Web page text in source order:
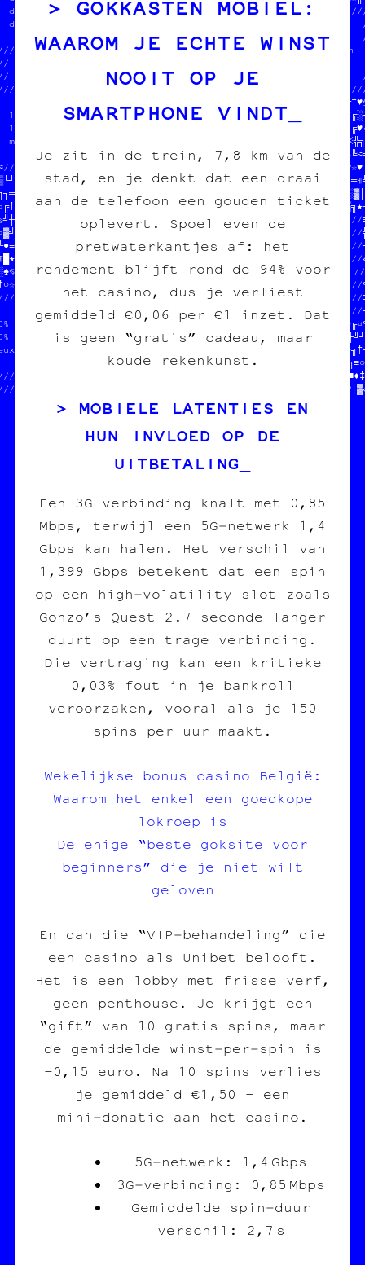
des cartes postales  //  //
des posters          ///////////////////////////////////
//       //‡┌▒┐♥//  PAPIER /// CARBONE
//┘─★┐※//  fanzine /// édition
tout pour l'image imprimée  //•█※‡·//  charleroi /// diy
//♣╝«•♥//
//////////////////////////////////
100% transwallon        //              //              //
100% légal              //  DONNE-NOUS  //OJET          //
que sur le darkweb//  TON POGNON  //age imprimée  //
//  STP MERCI   //              //
JEAN-CHAT   //////////////////
//        ┼ ▒╬  //
PAPIER /// CAR//////////─///////
fanzine /// édition  //
charleroi /// diy    ///////////////////////////////
//                           //
JEAN-CHAT ET MOOMIN      //
ONT MANGÉ TOUS LES SOUS  //
EN CROQUETTES
//
╗┼■‡¤//                       //    //
//┘≡♥█♥//  PAPIER /// CARBONE   ////////
transwallon          //═☆☆‡□//  fanzine /// édition  //
légal                //▓█※§╬//  charleroi /// diy    //
que sur le darkweb  //•§»│▒//                      ╗//
//♦♣»•░///////////////////////※≡//
═╗※♥†♠//////////////////
WAAROM JE ECHTE WINST
NOOIT OP JE
SMARTPHONE VINDT
Je zit in de trein, 7,8 km van de
stad, en je denkt dat een draai
aan de telefoon een gouden ticket
oplevert. Spoel even de
pretwaterkantjes af: het
rendement blijft rond de 94% voor
het casino, dus je verliest
gemiddeld €0,06 per €1 inzet. Dat
is geen “gratis” cadeau, maar
koude rekenkunst.
MOBIELE LATENTIES EN
HUN INVLOED OP DE
UITBETALING
Een 3G-verbinding knalt met 0,85
Mbps, terwijl een 5G‑netwerk 1,4
Gbps kan halen. Het verschil van
1,399 Gbps betekent dat een spin
op een high‑volatility slot zoals
Gonzo’s Quest 2.7 seconde langer
duurt op een trage verbinding.
Die vertraging kan een kritieke
0,03% fout in je bankroll
veroorzaken, vooral als je 150
spins per uur maakt.
Wekelijkse bonus casino België:
Waarom het enkel een goedkope
lokroep is
De enige “beste goksite voor
beginners” die je niet wilt
geloven
En dan die “VIP‑behandeling” die
een casino als Unibet belooft.
Het is een lobby met frisse verf,
geen penthouse. Je krijgt een
“gift” van 10 gratis spins, maar
de gemiddelde winst‑per‑spin is
-0,15 euro. Na 10 spins verlies
je gemiddeld €1,50 – een
mini‑donatie aan het casino.
5G‑netwerk: 1,4 Gbps
3G‑verbinding: 0,85 Mbps
Gemiddelde spin‑duur
verschil: 2,7 s